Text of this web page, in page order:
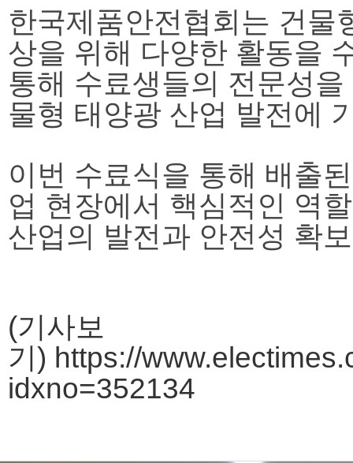
한국제품안전협회는 건물
상을 위해 다양한 활동을
통해 수료생들의 전문성
물형 태양광 산업 발전에
이번 수료식을 통해 배출
업 현장에서 핵심적인 역
산업의 발전과 안전성 확
(기사보
기) https://
idxno=352134